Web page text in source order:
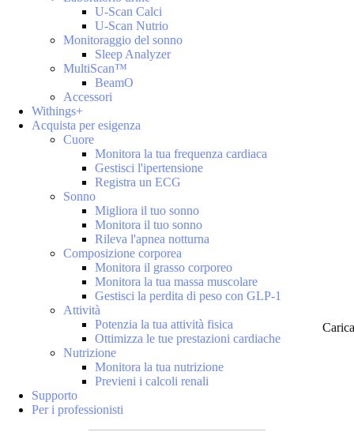
U-Scan Calci
U-Scan Nutrio
Monitoraggio del sonno
Sleep Analyzer
MultiScan™
BeamO
Accessori
Withings+
Acquista per esigenza
Cuore
Monitora la tua frequenza cardiaca
Gestisci l'ipertensione
Registra un ECG
Sonno
Migliora il tuo sonno
Monitora il tuo sonno
Rileva l'apnea notturna
Composizione corporea
Monitora il grasso corporeo
Monitora la tua massa muscolare
Gestisci la perdita di peso con GLP-1
Attività
Potenzia la tua attività fisica
Ottimizza le tue prestazioni cardiache
Nutrizione
Monitora la tua nutrizione
Previeni i calcoli renali
Supporto
Per i professionisti